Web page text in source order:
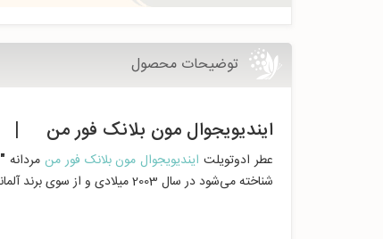
توضیحات محصول
ایندیویجوال مون بلانک فور من | Individuel Mont Blanc for man
عطر ادوتویلت ایندیویجوال مون بلانک فور من مردانه "Individuel
شناخته می‌شود در سال 2003 میلادی و از سوی برند آلمانی